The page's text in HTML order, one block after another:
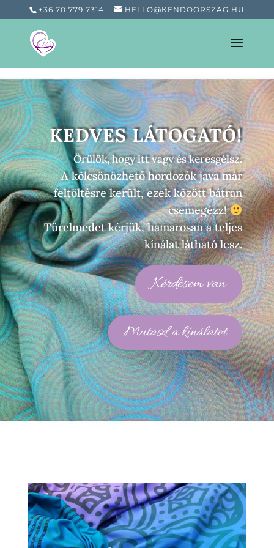
+36 70 779 7314 HELLO@KENDOORSZAG.HU
KEDVES LÁTOGATÓ!
Örülök, hogy itt vagy és keresgélsz.
A kölcsönözhető hordozók java már
feltöltésre került, ezek között bátran
csemegézz!
Türelmedet kérjük, hamarosan a teljes
kínálat látható lesz.
Kérdésem van
Mutasd a kínálatot